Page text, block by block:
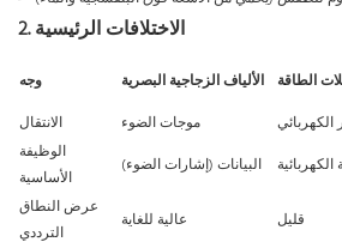
2. الاختلافات الرئيسية
وجه الألياف الزجاجية البصرية الطاقة
الانتقال
موجات الضوء الكهربائي
الوظيفة
الأساسية
البيانات (إشارات الضوء)
عرض النطاق
الترددي
عالية للغاية قليل